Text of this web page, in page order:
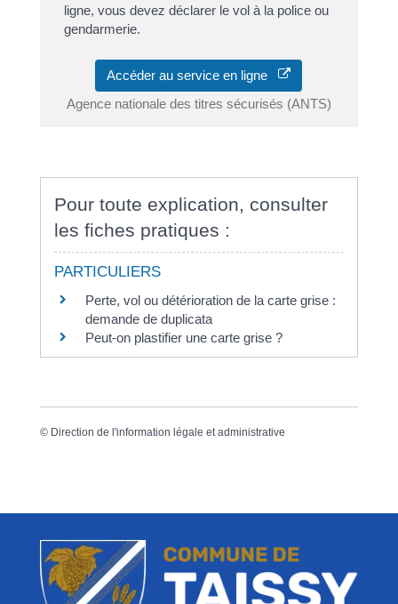
ligne, vous devez déclarer le vol à la police ou
gendarmerie.
Accéder au service en ligne
Agence nationale des titres sécurisés (ANTS)
Pour toute explication, consulter
les fiches pratiques :
PARTICULIERS
Perte, vol ou détérioration de la carte grise :
demande de duplicata
Peut-on plastifier une carte grise ?
© Direction de l'information légale et administrative